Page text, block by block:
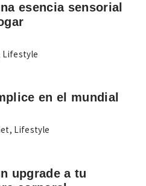
esencia sensorial
Lifestyle
en el mundial
, Lifestyle
upgrade a tu